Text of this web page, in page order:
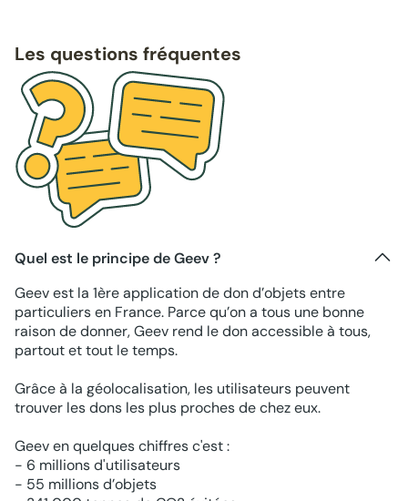
Les questions fréquentes
Quel est le principe de Geev ?
Geev est la 1ère application de don d’objets entre
particuliers en France. Parce qu’on a tous une bonne
raison de donner, Geev rend le don accessible à tous,
partout et tout le temps.
Grâce à la géolocalisation, les utilisateurs peuvent
trouver les dons les plus proches de chez eux.
Geev en quelques chiffres c'est :
- 6 millions d'utilisateurs
- 55 millions d’objets